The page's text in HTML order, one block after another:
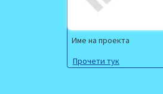
Име на проекта
Прочети тук